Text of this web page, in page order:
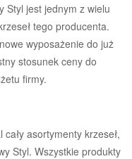
Styl jest jednym z wielu
tego producenta.
wyposażenie do już
stosunek ceny do
firmy.
asortymenty krzeseł,
Styl. Wszystkie produkty